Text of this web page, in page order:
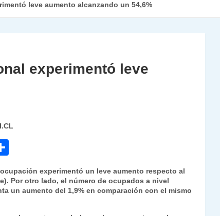
leve aumento alcanzando un 54,6%
experimentó leve
m
p
experimentó un leve aumento respecto al
Por otro lado, el número de ocupados a nivel
un aumento del 1,9% en comparación con el mismo